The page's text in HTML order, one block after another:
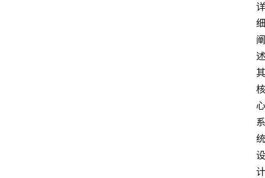
详
细
阐
述
其
核
心
系
统
设
计